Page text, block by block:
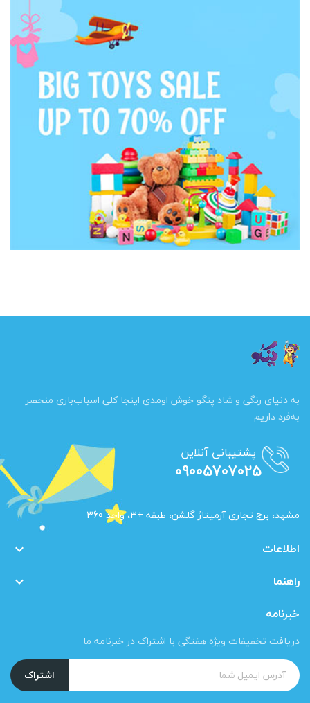
به دنیای رنگی و شاد پنگو خوش اومدی اینجا کلی اسباب‌بازی منحصر
به‌فرد داریم
پشتیبانی آنلاین
09005707025
مشهد، برج تجاری آرمیتاژ گلشن، طبقه +3، واحد 360
اطلاعات 
راهنما 
خبرنامه
دریافت تخفیفات ویژه هفتگی با اشتراک در خبرنامه ما
اشتراک